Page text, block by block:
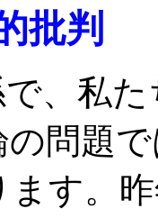
批判
、私
問題
す。